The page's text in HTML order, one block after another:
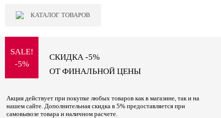
КАТАЛОГ ТОВАРОВ
SALE!
-5%
СКИДКА -5%
ОТ ФИНАЛЬНОЙ ЦЕНЫ
Акция действует при покупке любых товаров как в магазине, так и на
нашем сайте. Дополнительная скидка в 5% предоставляется при
самовывозе товара и наличном расчете.